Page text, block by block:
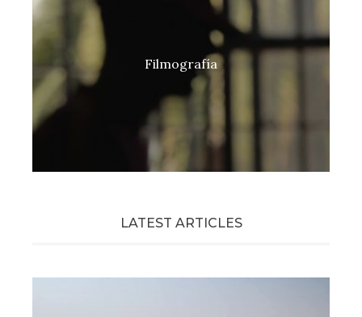
Filmografía
LATEST ARTICLES